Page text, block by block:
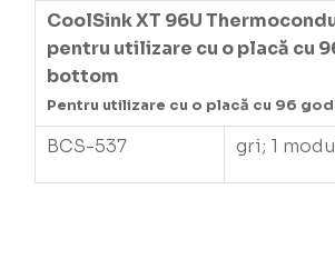
CoolSink XT 96U
pentru utilizare cu o placă cu
bottom
Pentru utilizare cu o placă cu 96
BCS-537 gri; 1